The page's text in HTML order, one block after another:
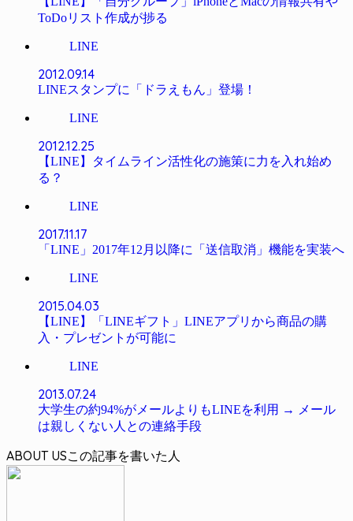
ToDoリスト作成が捗る
LINE
2012.09.14
LINEスタンプに「ドラえもん」登場！
LINE
2012.12.25
【LINE】タイムライン活性化の施策に力を入れ始め
る？
LINE
2017.11.17
「LINE」2017年12月以降に「送信取消」機能を実装へ
LINE
2015.04.03
【LINE】「LINEギフト」LINEアプリから商品の購
入・プレゼントが可能に
LINE
2013.07.24
大学生の約94%がメールよりもLINEを利用 → メール
は親しくない人との連絡手段
ABOUT US